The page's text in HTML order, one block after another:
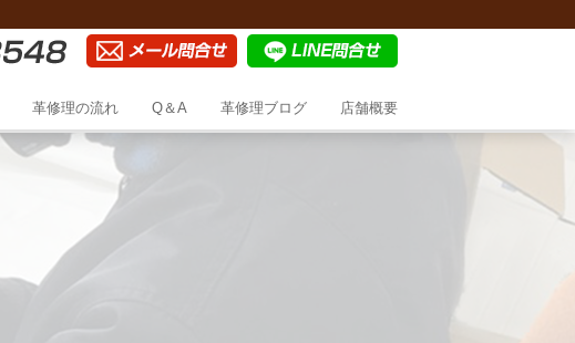
革修理の流れ Q＆A 革修理ブログ 店舗概要